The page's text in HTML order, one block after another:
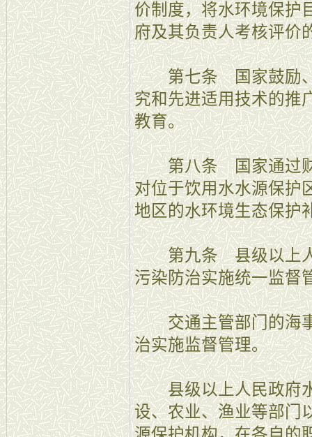
价制度，将水环境保护
府及其负责人考核评价
第七条 国家鼓励、
究和先进适用技术的推
教育。
第八条 国家通过财
对位于饮用水水源保护
地区的水环境生态保护
第九条 县级以上人
污染防治实施统一监督
交通主管部门的海事
治实施监督管理。
县级以上人民政府水
设、农业、渔业等部门